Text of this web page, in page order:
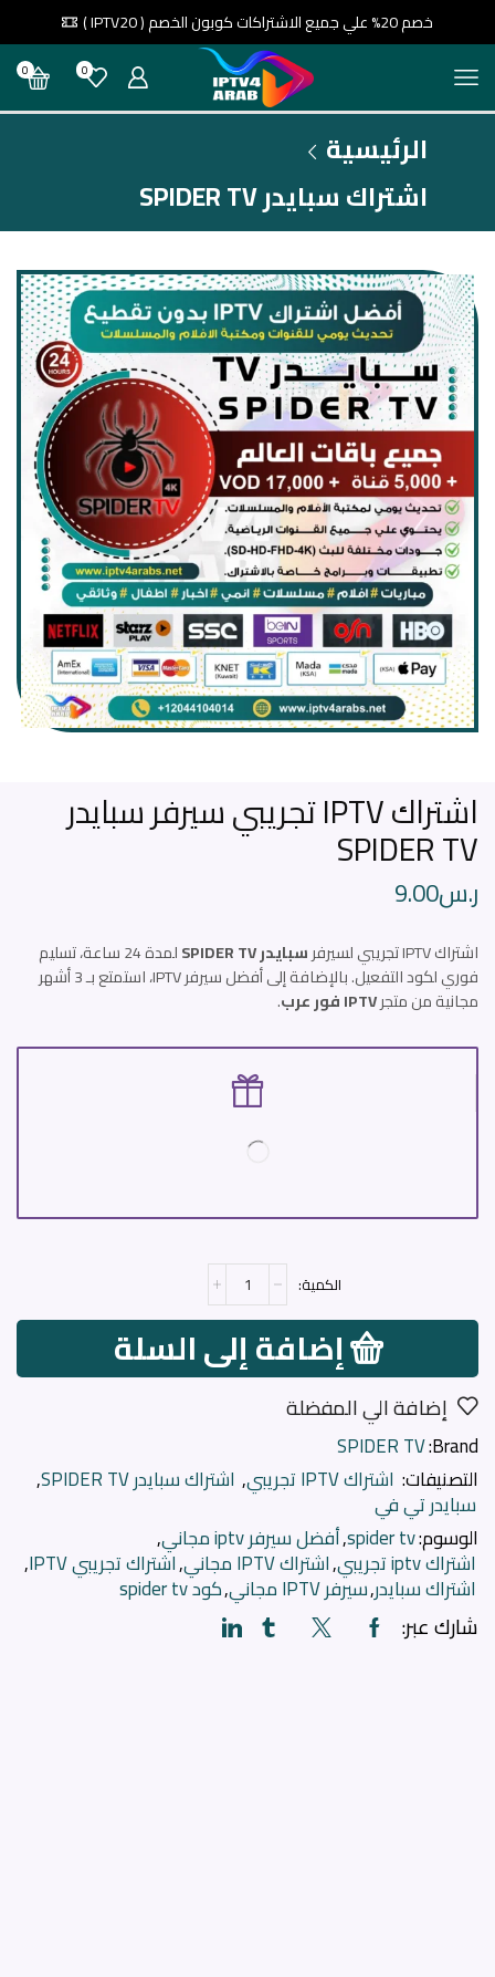
خصم 20% علي جميع الاشتراكات كوبون الخصم ( IPTV20 )
0
0
الرئيسية
اشتراك سبايدر SPIDER TV
اشتراك IPTV تجريبي سيرفر سبايدر
SPIDER TV
ر.س9.00
اشتراك IPTV تجريبي لسيرفر سبايدر SPIDER TV
لمدة 24 ساعة، تسليم
فوري لكود التفعيل. بالإضافة إلى أفضل سيرفر IPTV، استمتع بـ 3 أشهر
مجانية من متجرIPTV فور عرب .
إضافة إلى السلة
إضافة الي المفضلة
Brand:
SPIDER TV
التصنيفات: اشتراك IPTV تجريبي , اشتراك سبايدر SPIDER TV ,
سبايدر تي في
الوسوم:spider tv
,أفضل سيرفر iptv مجاني ,
اشتراك iptv تجريبي ,اشتراك IPTV مجاني ,اشتراك تجريبي IPTV ,
اشتراك سبايدر,سيرفر IPTV مجاني ,كود spider tv
شارك عبر: